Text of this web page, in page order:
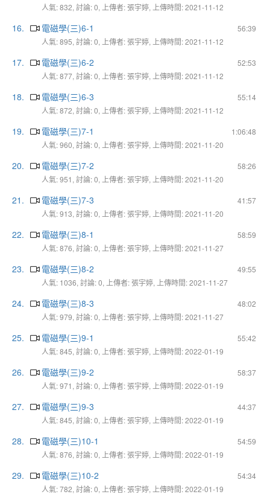
人氣: 832, 討論: 0, 上傳者: 張宇婷, 上傳時間: 2021-11-12
16. 56:39
電磁學(三)6-1
人氣: 895, 討論: 0, 上傳者: 張宇婷, 上傳時間: 2021-11-12
17. 52:53
電磁學(三)6-2
人氣: 877, 討論: 0, 上傳者: 張宇婷, 上傳時間: 2021-11-12
18. 55:14
電磁學(三)6-3
人氣: 872, 討論: 0, 上傳者: 張宇婷, 上傳時間: 2021-11-12
19. 1:06:48
電磁學(三)7-1
人氣: 960, 討論: 0, 上傳者: 張宇婷, 上傳時間: 2021-11-20
20. 58:26
電磁學(三)7-2
人氣: 951, 討論: 0, 上傳者: 張宇婷, 上傳時間: 2021-11-20
21. 41:57
電磁學(三)7-3
人氣: 913, 討論: 0, 上傳者: 張宇婷, 上傳時間: 2021-11-20
22. 58:59
電磁學(三)8-1
人氣: 876, 討論: 0, 上傳者: 張宇婷, 上傳時間: 2021-11-27
23. 49:55
電磁學(三)8-2
人氣: 1036, 討論: 0, 上傳者: 張宇婷, 上傳時間: 2021-11-27
24. 48:02
電磁學(三)8-3
人氣: 979, 討論: 0, 上傳者: 張宇婷, 上傳時間: 2021-11-27
25. 55:42
電磁學(三)9-1
人氣: 845, 討論: 0, 上傳者: 張宇婷, 上傳時間: 2022-01-19
26. 58:37
電磁學(三)9-2
人氣: 971, 討論: 0, 上傳者: 張宇婷, 上傳時間: 2022-01-19
27. 44:37
電磁學(三)9-3
人氣: 845, 討論: 0, 上傳者: 張宇婷, 上傳時間: 2022-01-19
28. 54:59
電磁學(三)10-1
人氣: 876, 討論: 0, 上傳者: 張宇婷, 上傳時間: 2022-01-19
29. 54:34
電磁學(三)10-2
人氣: 782, 討論: 0, 上傳者: 張宇婷, 上傳時間: 2022-01-19